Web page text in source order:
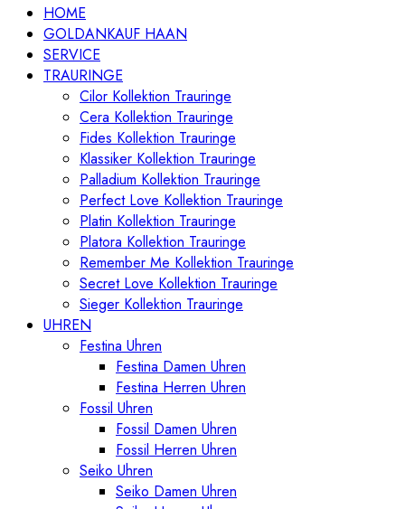
HOME
GOLDANKAUF HAAN
SERVICE
TRAURINGE
Cilor Kollektion Trauringe
Cera Kollektion Trauringe
Fides Kollektion Trauringe
Klassiker Kollektion Trauringe
Palladium Kollektion Trauringe
Perfect Love Kollektion Trauringe
Platin Kollektion Trauringe
Platora Kollektion Trauringe
Remember Me Kollektion Trauringe
Secret Love Kollektion Trauringe
Sieger Kollektion Trauringe
UHREN
Festina Uhren
Festina Damen Uhren
Festina Herren Uhren
Fossil Uhren
Fossil Damen Uhren
Fossil Herren Uhren
Seiko Uhren
Seiko Damen Uhren